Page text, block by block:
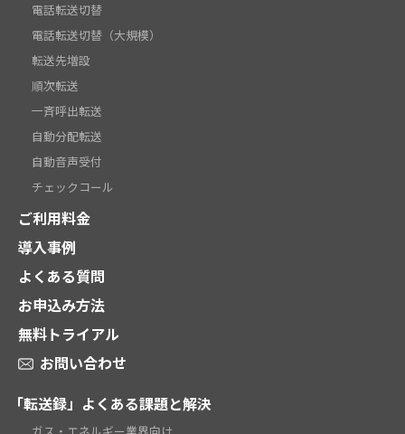
電話転送切替
電話転送切替（大規模）
転送先増設
順次転送
一斉呼出転送
自動分配転送
自動音声受付
チェックコール
ご利用料金
導入事例
よくある質問
お申込み方法
無料トライアル
お問い合わせ
「転送録」よくある課題と解決